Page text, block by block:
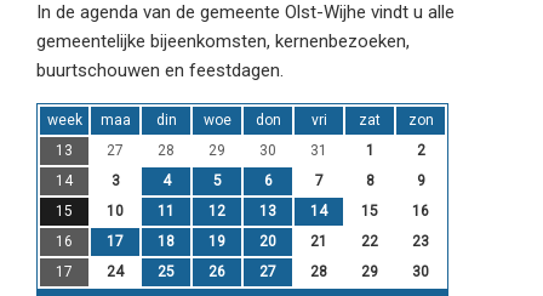
In de agenda van de gemeente Olst-Wijhe vindt u alle
gemeentelijke bijeenkomsten, kernenbezoeken,
buurtschouwen en feestdagen.
week maa din woe don vri zat
zon
13
27 28 29 30 31 1
2
14
3 4 5 6 7 8
9
15
10 11 12 13 14 15
16
16
17 18 19 20 21 22
23
17
24 25 26 27 28 29 30